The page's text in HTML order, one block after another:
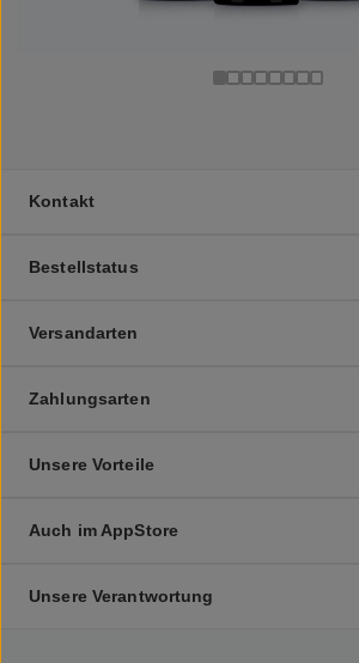
Kontakt
Bestellstatus
Versandarten
Zahlungsarten
Unsere Vorteile
Auch im AppStore
Unsere Verantwortung